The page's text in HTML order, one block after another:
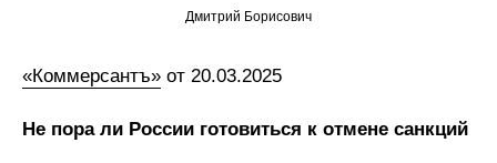
Дмитрий Борисович
«Коммерсантъ» от 20.03.2025
Не пора ли России готовиться к отмене санкций